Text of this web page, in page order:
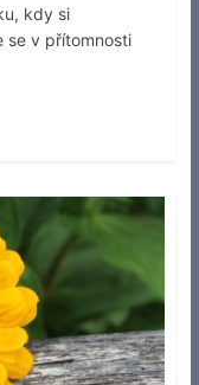
kdy si
se v přítomnosti